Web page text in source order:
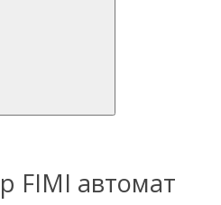
FIMI автомат